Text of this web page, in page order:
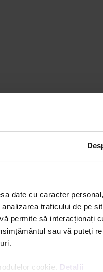
date cu caracter
traficului de pe
permite să interacționați
sau vă puteți
cookie. Detalii
de